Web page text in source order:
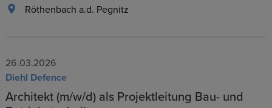
Röthenbach a.d. Pegnitz
26.03.2026
Diehl Defence
Architekt (m/w/d) als Projektleitung Bau- und